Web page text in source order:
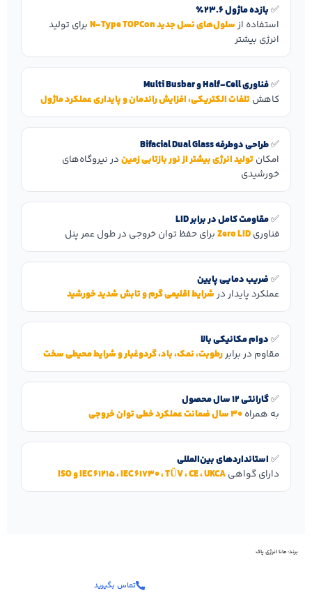
✅بازده ماژول 23.6٪
استفاده ازسلول‌های نسل جدید N‑Type TOPCon
برای تولید
انرژی بیشتر
✅فناوری Half‑Cell و Multi Busbar
کاهشتلفات الکتریکی، افزایش راندمان و پایداری عملکرد ماژول
✅طراحی دوطرفه Bifacial Dual Glass
امکانتولید انرژی بیشتر از نور بازتابی زمیندر نیروگاه‌های
خورشیدی
✅مقاومت کامل در برابر LID
فناوریZero LIDبرای حفظ توان خروجی در طول عمر پنل
✅ضریب دمایی پایین
عملکرد پایدار درشرایط اقلیمی گرم و تابش شدید خورشید
✅دوام مکانیکی بالا
مقاوم در برابررطوبت، نمک، باد، گردوغبار و شرایط محیطی سخت
✅گارانتی 12 سال محصول
به همراه30 سال ضمانت عملکرد خطی توان خروجی
✅استانداردهای بین‌المللی
دارای گواهیIEC 61215 ، IEC 61730 ، TÜV ، CE ، UKCA و ISO
برند:مانا انرژی پاک
تماس بگیرید